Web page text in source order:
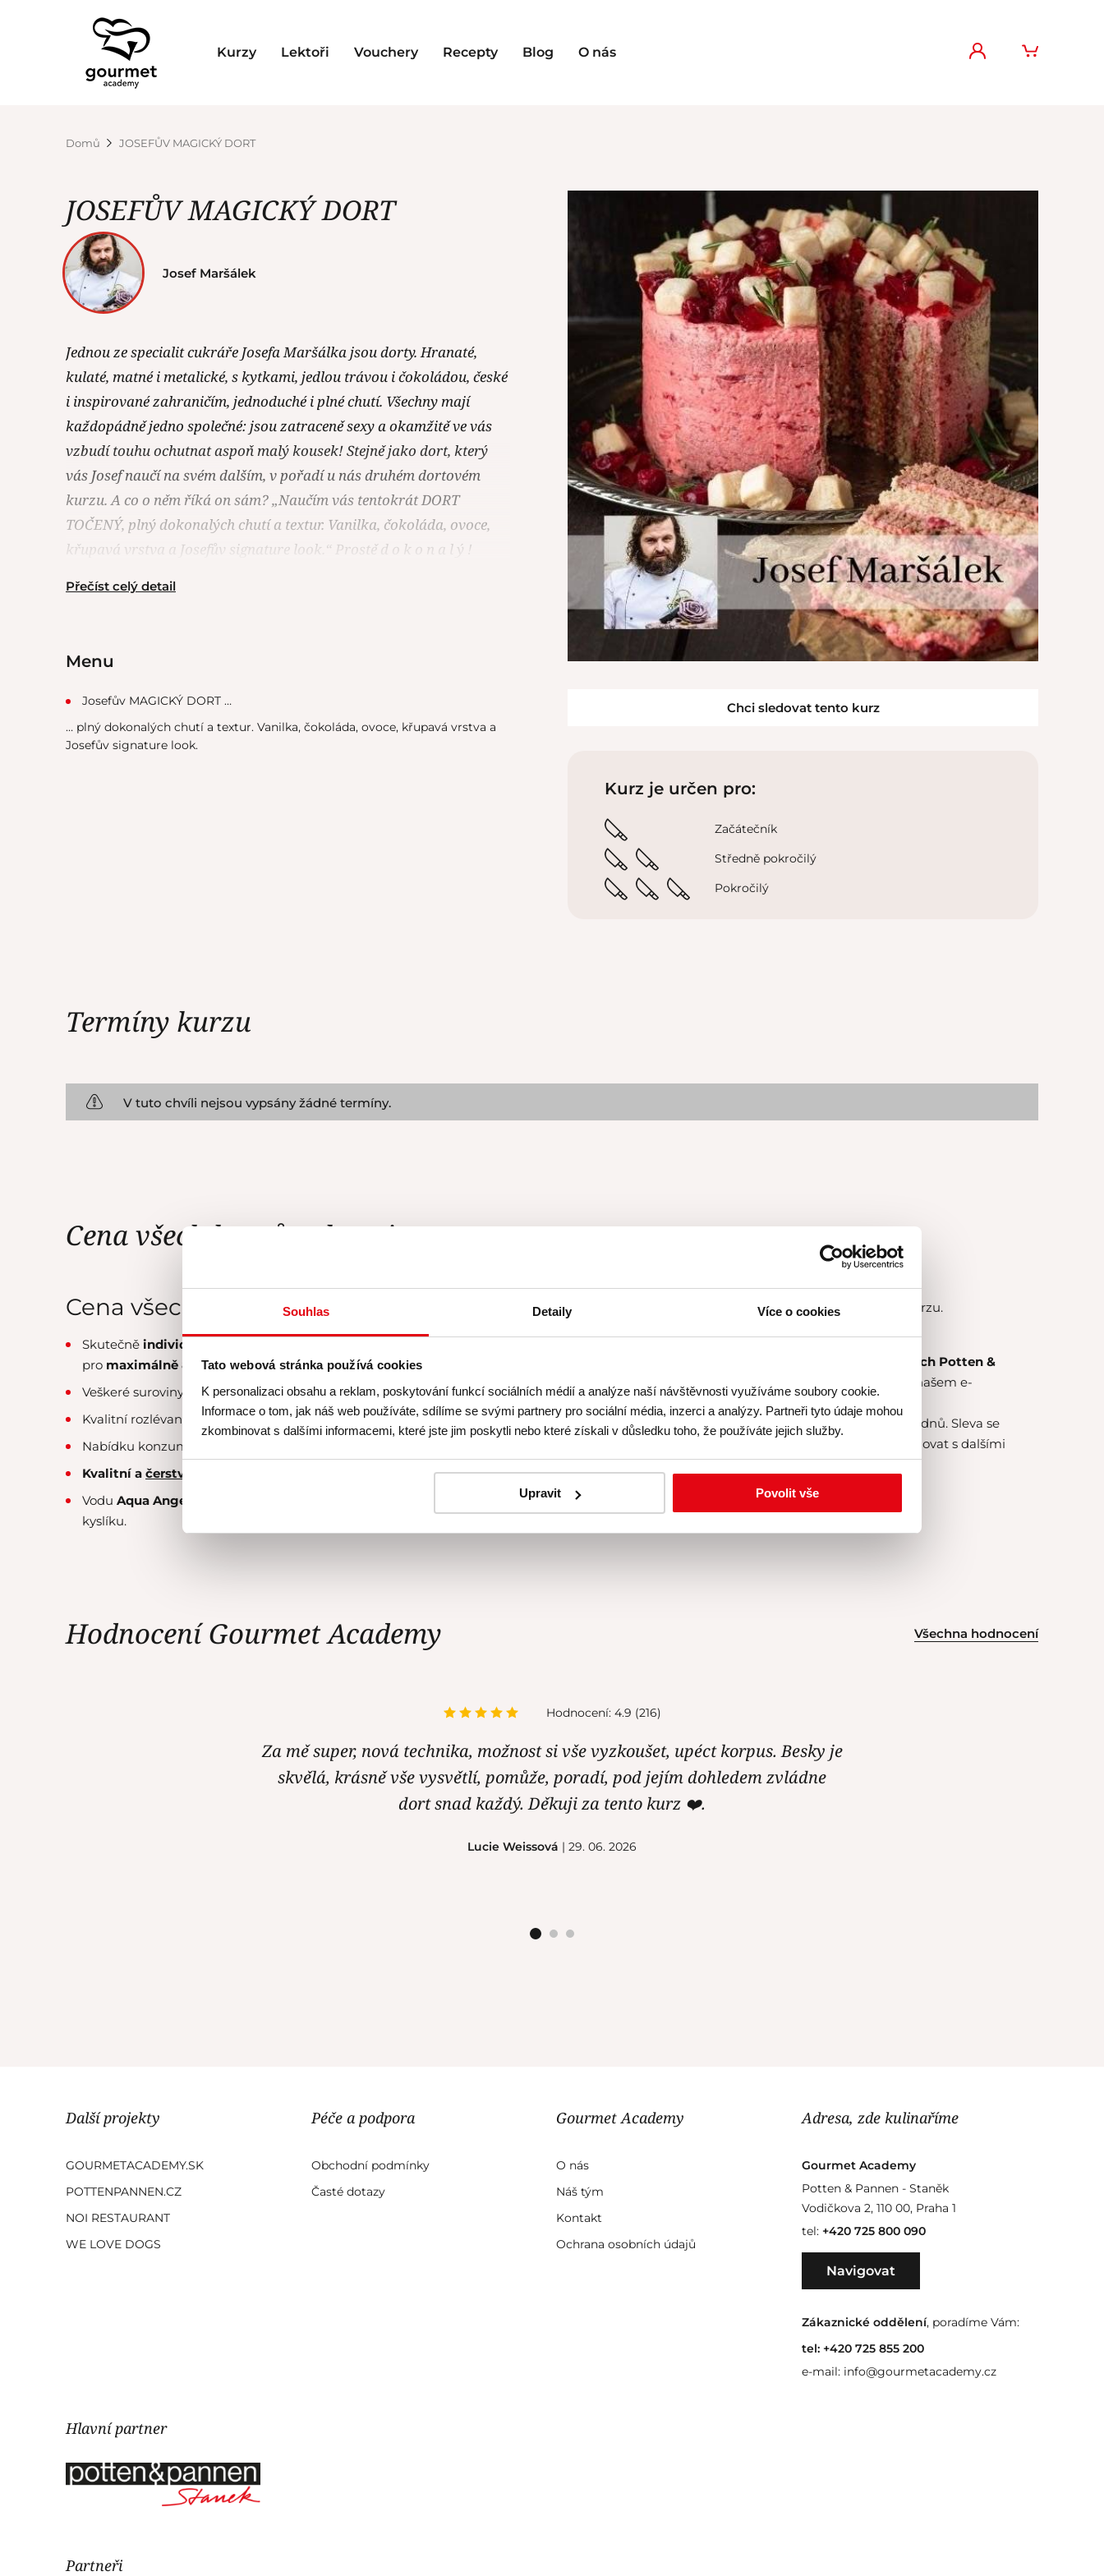
Souhlas Detaily Více o cookies
Tato webová stránka používá cookies
K personalizaci obsahu a reklam, poskytování funkcí sociálních médií a analýze naší návštěvnosti využíváme soubory cookie.
Informace o tom, jak náš web používáte, sdílíme se svými partnery pro sociální média, inzerci a analýzy. Partneři tyto údaje mohou
zkombinovat s dalšími informacemi, které jste jim poskytli nebo které získali v důsledku toho, že používáte jejich služby.
Upravit Povolit vše
Kurzy Lektoři Vouchery Recepty Blog O nás
Domů JOSEFŮV MAGICKÝ DORT
JOSEFŮV MAGICKÝ DORT
Josef Maršálek
Chci sledovat tento kurz
Kurz je určen pro:
Začátečník
Středně pokročilý
Pokročilý
Jednou ze specialit cukráře Josefa Maršálka jsou dorty. Hranaté,
kulaté, matné i metalické, s kytkami, jedlou trávou i čokoládou, české
i inspirované zahraničím, jednoduché i plné chutí. Všechny mají
každopádně jedno společné: jsou zatraceně sexy a okamžitě ve vás
vzbudí touhu ochutnat aspoň malý kousek! Stejně jako dort, který
vás Josef naučí na svém dalším, v pořadí u nás druhém dortovém
kurzu. A co o něm říká on sám? „Naučím vás tentokrát DORT
TOČENÝ, plný dokonalých chutí a textur. Vanilka, čokoláda, ovoce,
křupavá vrstva a Josefův signature look.“ Prostě d o k o n a l ý !
Přečíst celý detail
Menu
Josefův MAGICKÝ DORT …
… plný dokonalých chutí a textur. Vanilka, čokoláda, ovoce, křupavá vrstva a
Josefův signature look.
Termíny kurzu
V tuto chvíli nejsou vypsány žádné termíny.
Cena všech kurzů zahrnuje
Cena všech našich kurzů zahrnuje
Skutečně individuální péči
pro maximálně 8 účastníků.
Veškeré suroviny, u nichž klademe velký důraz na čerstvost a kvalitu.
Kvalitní rozlévané
víno od Simply Wines.
Nabídku konzumace exkluzivních
Kvalitní a čerstvě praženou kávu
Vodu Aqua Angels
kyslíku.
zástěry Gourmet Academyv průběhu kurzu.
Certifikáto absolvování kurzu.
Slevu 10 % na nákup zboží v prodejnách Potten &
a nebo na našem e-
shopu
www.pottenpannen.cz
(Nabídka platí v den konání kurzu a následujících 14 dnů. Sleva se
nevztahuje na již zlevněné zboží, slevu nelze kombinovat s dalšími
akčními nabídkami.)
Hodnocení Gourmet Academy Všechna hodnocení
Hodnocení: 4.9 (216)
Za mě super, nová technika, možnost si vše vyzkoušet, upéct korpus. Besky je
skvělá, krásně vše vysvětlí, pomůže, poradí, pod jejím dohledem zvládne
dort snad každý. Děkuji za tento kurz ❤️.
Lucie Weissová | 29. 06. 2026
Další projekty
GOURMETACADEMY.SK
POTTENPANNEN.CZ
NOI RESTAURANT
WE LOVE DOGS
Péče a podpora
Obchodní podmínky
Časté dotazy
Gourmet Academy
O nás
Náš tým
Kontakt
Ochrana osobních údajů
Adresa, zde kulinaříme
Gourmet Academy
Potten & Pannen - Staněk
Vodičkova 2, 110 00, Praha 1
tel: +420 725 800 090
Navigovat
Zákaznické oddělení, poradíme Vám:
tel: +420 725 855 200
e-mail: info@gourmetacademy.cz
Hlavní partner
Partneři